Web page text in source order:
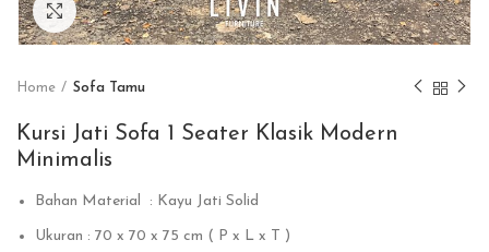
Click to enlarge
Home Sofa Tamu
Kursi Jati Sofa 1 Seater Klasik Modern
Minimalis
Bahan Material : Kayu Jati Solid
Ukuran : 70 x 70 x 75 cm ( P x L x T )